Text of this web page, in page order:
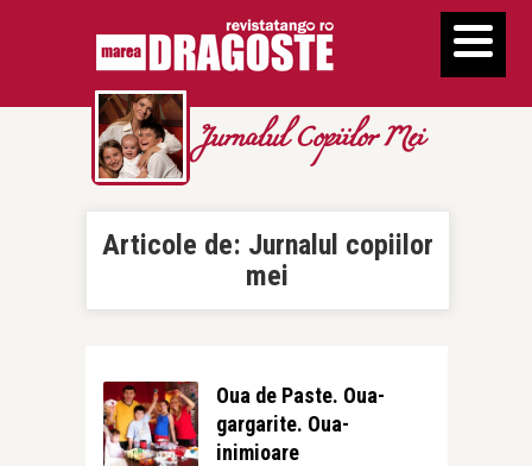
Jurnalul Copiilor Mei
Articole de: Jurnalul copiilor
mei
Oua de Paste. Oua-
gargarite. Oua-
inimioare